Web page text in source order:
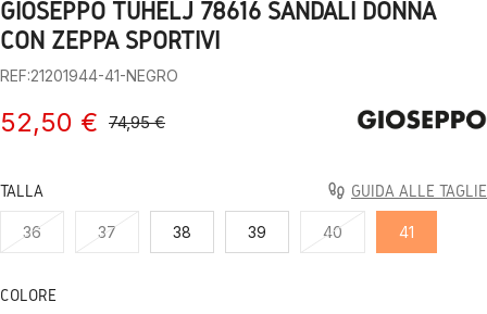
1 2 3 4 5 6 7 8 9
GIOSEPPO TUHELJ 78616 SANDALI DONNA
CON ZEPPA SPORTIVI
REF:21201944-41-NEGRO
52,50 € 74,95 €
TALLA GUIDA ALLE TAGLIE
36 37 38 39 40 41
COLORE